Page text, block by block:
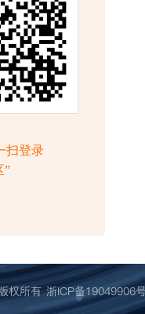
权所有浙ICP备19049906